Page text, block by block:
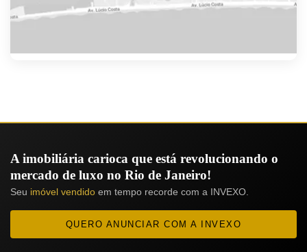
A imobiliária carioca que está revolucionando o
mercado de luxo no Rio de Janeiro!
Seu imóvel vendido em tempo recorde com a INVEXO.
QUERO ANUNCIAR COM A INVEXO